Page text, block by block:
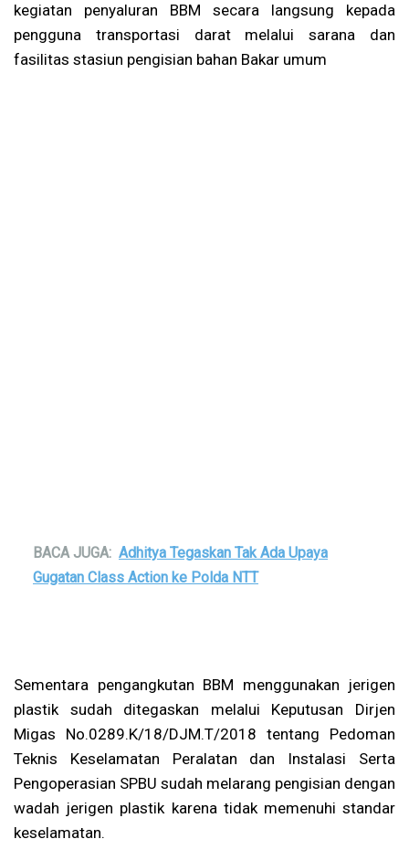
kegiatan penyaluran BBM secara langsung kepada
pengguna transportasi darat melalui sarana dan
fasilitas stasiun pengisian bahan Bakar umum
BACA JUGA: Adhitya Tegaskan Tak Ada Upaya
Gugatan Class Action ke Polda NTT
Sementara pengangkutan BBM menggunakan jerigen
plastik sudah ditegaskan melalui Keputusan Dirjen
Migas No.0289.K/18/DJM.T/2018 tentang Pedoman
Teknis Keselamatan Peralatan dan Instalasi Serta
Pengoperasian SPBU sudah melarang pengisian dengan
wadah jerigen plastik karena tidak memenuhi standar
keselamatan.